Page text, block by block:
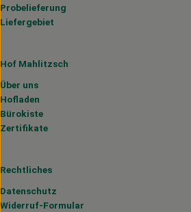
Probelieferung
Liefergebiet
Hof Mahlitzsch
Über uns
Hofladen
Bürokiste
Zertifikate
Rechtliches
Datenschutz
Widerruf-Formular